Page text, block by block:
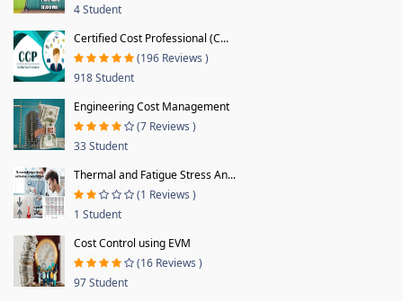
4 Student
Certified Cost Professional (C...
(196 Reviews )
918 Student
Engineering Cost Management
(7 Reviews )
33 Student
Thermal and Fatigue Stress An...
(1 Reviews )
1 Student
Cost Control using EVM
(16 Reviews )
97 Student